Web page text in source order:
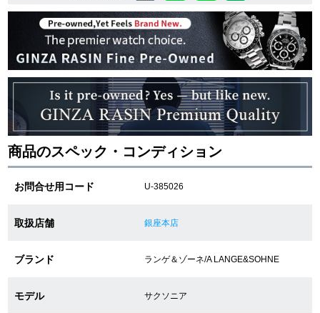
詳細検索はこちら
ご利用ガイド
GINZA RASINのプレミアムクオリティについて
送料・お支払方法
ショッピングローンの流れ
ショップサービス
商品のスペック・コンディション
お問合せ用コード U-385026
取扱店舗 銀座本店
ブランド ランゲ＆ゾーネ/A LANGE&SOHNE
モデル サクソニア